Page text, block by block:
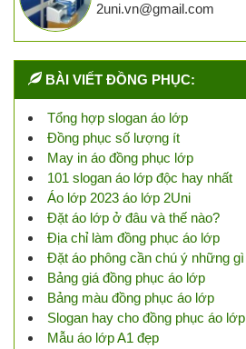
2uni.vn@gmail.com
BÀI VIẾT ĐỒNG PHỤC:
Tổng hợp slogan áo lớp
Đồng phục số lượng ít
May in áo đồng phục lớp
101 slogan áo lớp độc hay nhất
Áo lớp 2023 áo lớp 2Uni
Đặt áo lớp ở đâu và thế nào?
Địa chỉ làm đồng phục áo lớp
Đặt áo phông cần chú ý những gì
Bảng giá đồng phục áo lớp
Bảng màu đồng phục áo lớp
Slogan hay cho đồng phục áo lớp
Mẫu áo lớp A1 đẹp